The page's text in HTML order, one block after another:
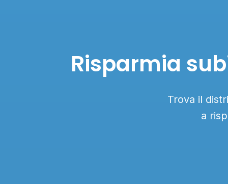
Risparmia
Trova il
a